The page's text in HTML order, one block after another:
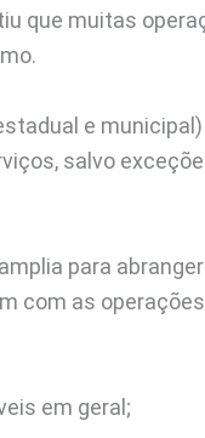
que muitas
e
salvo
amplia para
com as
em geral;